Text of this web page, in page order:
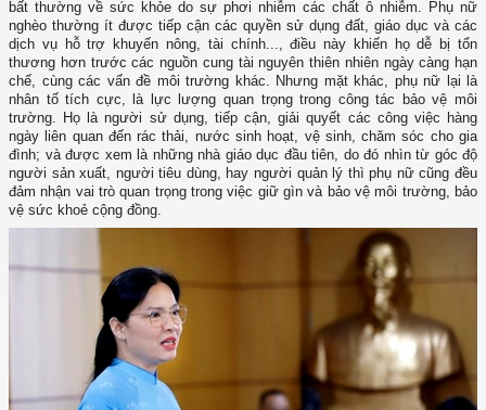
bất thường về sức khỏe do sự phơi nhiễm các chất ô nhiễm. Phụ nữ
nghèo thường ít được tiếp cận các quyền sử dụng đất, giáo dục và các
dịch vụ hỗ trợ khuyến nông, tài chính..., điều này khiến họ dễ bị tổn
thương hơn trước các nguồn cung tài nguyên thiên nhiên ngày càng hạn
chế, cùng các vấn đề môi trường khác. Nhưng mặt khác, phụ nữ lại là
nhân tố tích cực, là lực lượng quan trọng trong công tác bảo vệ môi
trường. Họ là người sử dụng, tiếp cận, giải quyết các công việc hàng
ngày liên quan đến rác thải, nước sinh hoạt, vệ sinh, chăm sóc cho gia
đình; và được xem là những nhà giáo dục đầu tiên, do đó nhìn từ góc độ
người sản xuất, người tiêu dùng, hay người quản lý thì phụ nữ cũng đều
đảm nhận vai trò quan trọng trong việc giữ gìn và bảo vệ môi trường, bảo
vệ sức khoẻ cộng đồng.